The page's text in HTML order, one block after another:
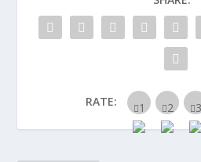
RATE: